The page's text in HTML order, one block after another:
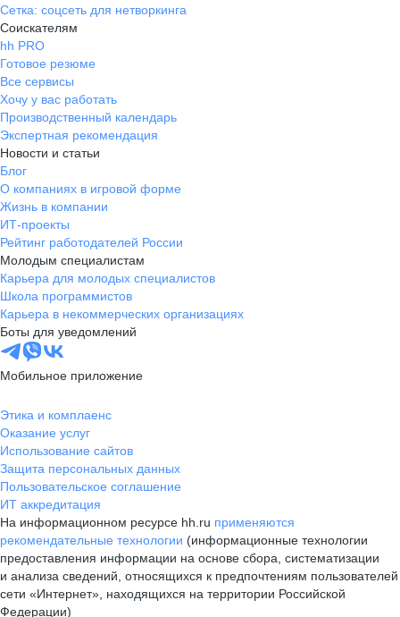
Сетка: соцсеть для нетворкинга
Соискателям
hh PRO
Готовое резюме
Все сервисы
Хочу у вас работать
Производственный календарь
Экспертная рекомендация
Новости и статьи
Блог
О компаниях в игровой форме
Жизнь в компании
ИТ-проекты
Рейтинг работодателей России
Молодым специалистам
Карьера для молодых специалистов
Школа программистов
Карьера в некоммерческих организациях
Боты для уведомлений
Мобильное приложение
Этика и комплаенс
Оказание услуг
Использование сайтов
Защита персональных данных
Пользовательское соглашение
ИТ аккредитация
На информационном ресурсе hh.ru применяются
рекомендательные технологии (информационные технологии
предоставления информации на основе сбора, систематизации
и анализа сведений, относящихся к предпочтениям пользователей
сети «Интернет», находящихся на территории Российской
Федерации)